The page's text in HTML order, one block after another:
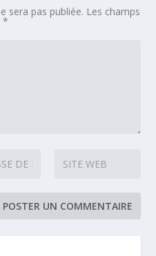
sera pas publiée. Les champs
*